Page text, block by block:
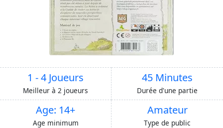
1 - 4 Joueurs
Meilleur à 2 joueurs
45 Minutes
Durée d'une partie
Age: 14+
Age minimum
Amateur
Type de public